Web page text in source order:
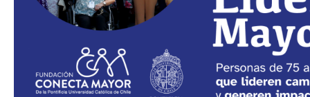
TRANSPARENCIA